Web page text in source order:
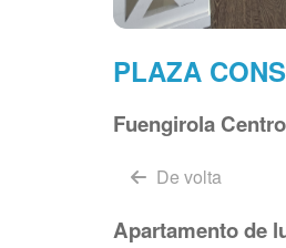
PLAZA
Fuengirola
De volta
Apartamento de